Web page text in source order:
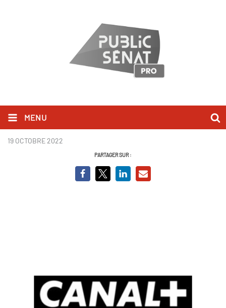
MENU
Logo canal +
19 OCTOBRE 2022
PARTAGER SUR :